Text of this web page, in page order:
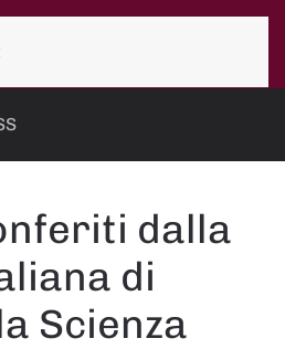
dalla
di
Scienza